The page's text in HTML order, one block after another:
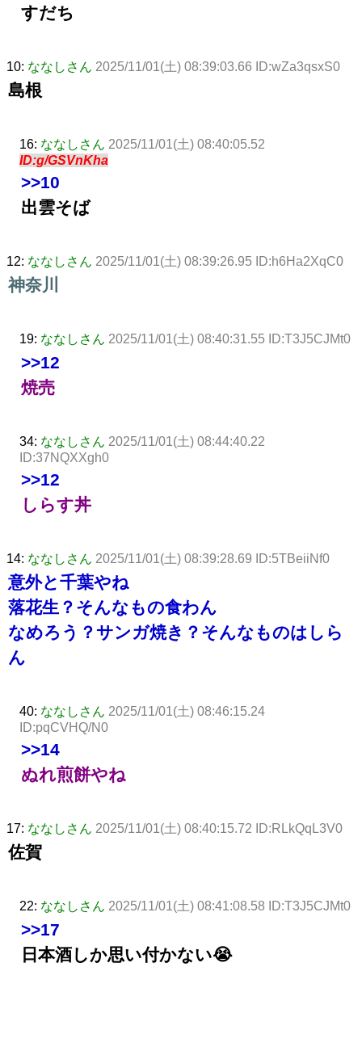
すだち
10: ななしさん 2025/11/01(土) 08:39:03.66 ID:wZa3qsxS0
島根
16: ななしさん 2025/11/01(土) 08:40:05.52
ID:g/GSVnKha
>>10
出雲そば
12: ななしさん 2025/11/01(土) 08:39:26.95 ID:h6Ha2XqC0
神奈川
19: ななしさん 2025/11/01(土) 08:40:31.55 ID:T3J5CJMt0
>>12
焼売
34: ななしさん 2025/11/01(土) 08:44:40.22
ID:37NQXXgh0
>>12
しらす丼
14: ななしさん 2025/11/01(土) 08:39:28.69 ID:5TBeiiNf0
意外と千葉やね
落花生？そんなもの食わん
なめろう？サンガ焼き？そんなものはしら
ん
40: ななしさん 2025/11/01(土) 08:46:15.24
ID:pqCVHQ/N0
>>14
ぬれ煎餅やね
17: ななしさん 2025/11/01(土) 08:40:15.72 ID:RLkQqL3V0
佐賀
22: ななしさん 2025/11/01(土) 08:41:08.58 ID:T3J5CJMt0
>>17
日本酒しか思い付かない😭